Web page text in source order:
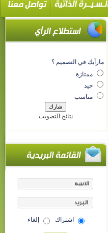
بعنوان تهنئة كلية اللغة
مارأيك في التصميم ؟
ممتازة
جيد
مناسب
نتائج التصويت
اشتراك إلغاء